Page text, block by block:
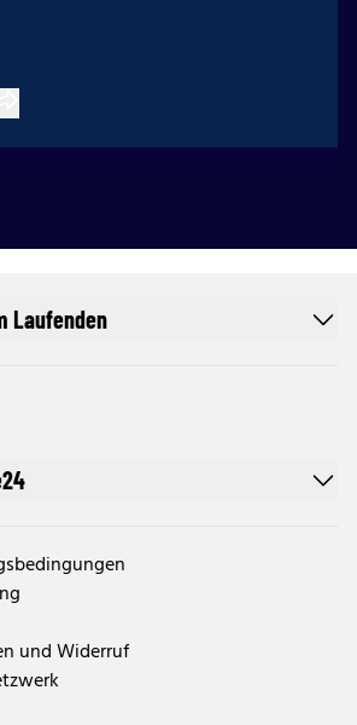
und Widerruf
Laufenden